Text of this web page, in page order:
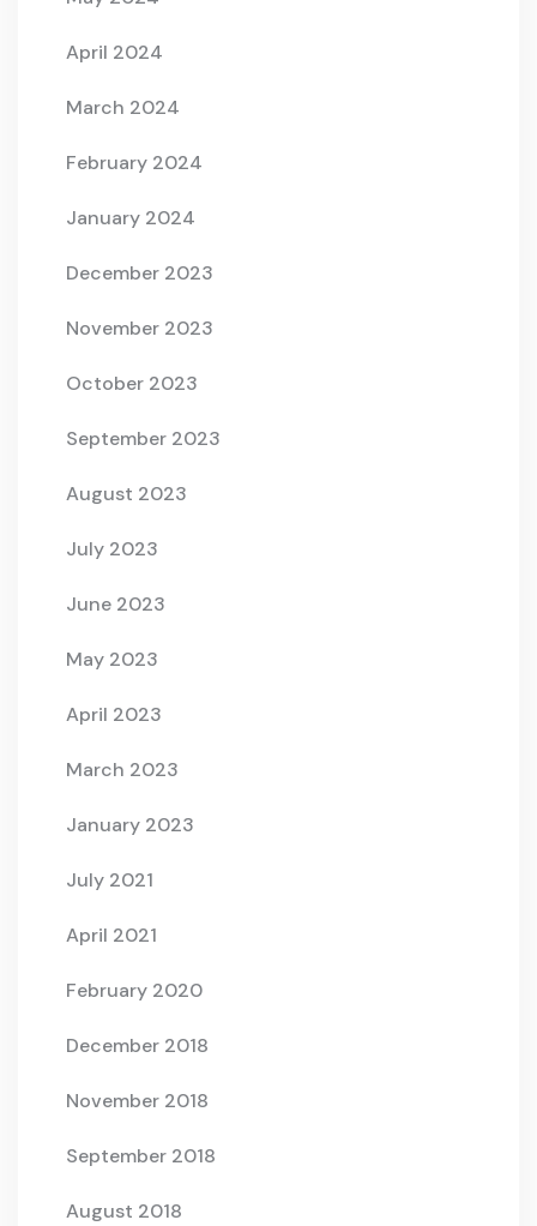
April 2024
March 2024
February 2024
January 2024
December 2023
November 2023
October 2023
September 2023
August 2023
July 2023
June 2023
May 2023
April 2023
March 2023
January 2023
July 2021
April 2021
February 2020
December 2018
November 2018
September 2018
August 2018